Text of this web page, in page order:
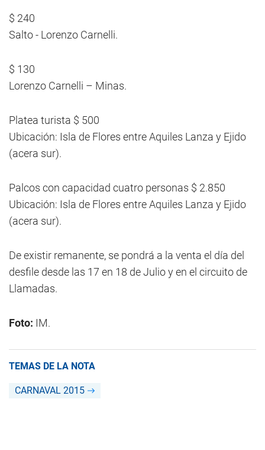
$ 240
Salto - Lorenzo Carnelli.
$ 130
Lorenzo Carnelli – Minas.
Platea turista $ 500
Ubicación: Isla de Flores entre Aquiles Lanza y Ejido
(acera sur).
Palcos con capacidad cuatro personas $ 2.850
Ubicación: Isla de Flores entre Aquiles Lanza y Ejido
(acera sur).
De existir remanente, se pondrá a la venta el día del
desfile desde las 17 en 18 de Julio y en el circuito de
Llamadas.
Foto: IM.
TEMAS DE LA NOTA
CARNAVAL 2015